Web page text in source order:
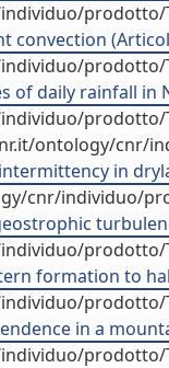
prodotto/
convection
prodotto/
of daily rainfall
prodotto/
ontology/cnr/
in
cnr/individuo/
prodotto/
formation to
prodotto/
in a
prodotto/